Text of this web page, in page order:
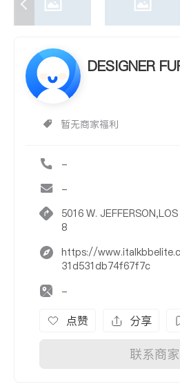
DESIGNER
暂无商家福利
-
-
5016 W.
8
https://
31d531db74f67f7c
-
点赞 分享
联系商家